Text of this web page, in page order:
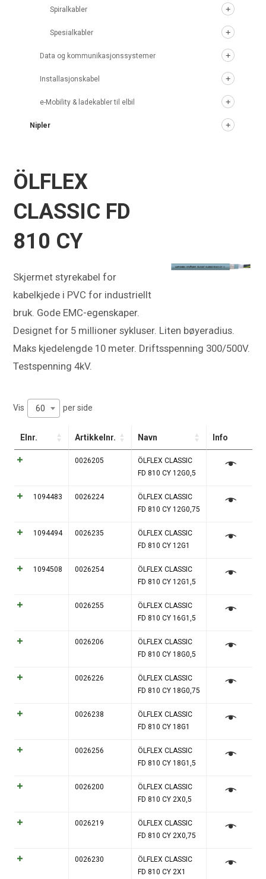
Spiralkabler
Spesialkabler
Data og kommunikasjonssystemer
Installasjonskabel
e-Mobility & ladekabler til elbil
Nipler
ÖLFLEX
CLASSIC FD
810 CY
Skjermet styrekabel for
kabelkjede i PVC for industriellt
bruk. Gode EMC-egenskaper.
Designet for 5 millioner sykluser. Liten bøyeradius.
Maks kjedelengde 10 meter. Driftsspenning 300/500V.
Testspenning 4kV.
Vis 60 per side
Elnr. Artikkelnr. Navn Info
0026205
ÖLFLEX CLASSIC
FD 810 CY 12G0,5
1094483 0026224
ÖLFLEX CLASSIC
FD 810 CY 12G0,75
1094494 0026235
ÖLFLEX CLASSIC
FD 810 CY 12G1
1094508 0026254
ÖLFLEX CLASSIC
FD 810 CY 12G1,5
0026255
ÖLFLEX CLASSIC
FD 810 CY 16G1,5
0026206
ÖLFLEX CLASSIC
FD 810 CY 18G0,5
0026226
ÖLFLEX CLASSIC
FD 810 CY 18G0,75
0026238
ÖLFLEX CLASSIC
FD 810 CY 18G1
0026256
ÖLFLEX CLASSIC
FD 810 CY 18G1,5
0026200
ÖLFLEX CLASSIC
FD 810 CY 2X0,5
0026219
ÖLFLEX CLASSIC
FD 810 CY 2X0,75
0026230
ÖLFLEX CLASSIC
FD 810 CY 2X1